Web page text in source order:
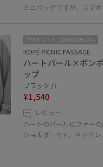
ミニバッグですが、スマ
アウトレット 2BUY10%OFF
ROPÉ PICNIC PASSAGE
ハートパール×ポン
ップ
ブラック / F
¥1,540
レビュー
ハートのパールにファー
ショルダーです。ネック